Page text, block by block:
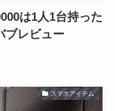
は1人1台持った
ブレビュー
スマホアイテム